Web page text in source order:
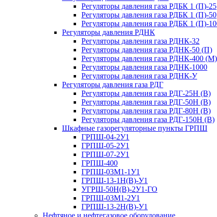
Регуляторы давления газа РДБК 1 (П)-25
Регуляторы давления газа РДБК 1 (П)-50
Регуляторы давления газа РДБК 1 (П)-
Регуляторы давления РДНК
Регуляторы давления газа РДНК-32
Регуляторы давления газа РДНК-50 (П)
Регуляторы давления газа РДНК-400 (М)
Регуляторы давления газа РДНК-1000
Регуляторы давления газа РДНК-У
Регуляторы давления газа РДГ
Регуляторы давления газа РДГ-25Н (В)
Регуляторы давления газа РДГ-50Н (В)
Регуляторы давления газа РДГ-80Н (В)
Регуляторы давления газа РДГ-150Н (В)
Шкафные газорегуляторные пункты ГРПШ
ГРПШ-04-2У1
ГРПШ-05-2У1
ГРПШ-07-2У1
ГРПШ-400
ГРПШ-03М1-1У1
ГРПШ-13-1Н(В)-У1
УГРШ-50Н(В)-2У1-ГО
ГРПШ-03М1-2У1
ГРПШ-13-2Н(В)-У1
Нефтяное и нефтегазовое оборудование